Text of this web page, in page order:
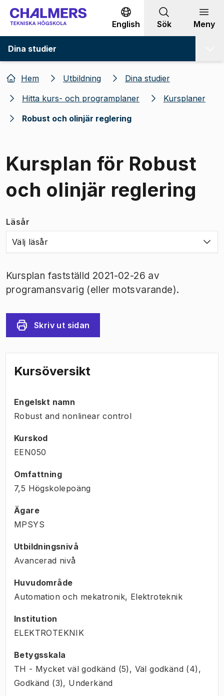
Gå till innehållet
English Sök Meny
Dina studier
Hem Utbildning
Dina studier
Hitta kurs- och programplaner
Kursplaner
Robust och olinjär reglering
Kursplan för Robust
och olinjär reglering
Läsår
Välj läsår
Kursplan fastställd 2021-02-26 av
programansvarig (eller motsvarande).
Skriv ut sidan
Kursöversikt
Engelskt namn
Robust and nonlinear control
Kurskod
EEN050
Omfattning
7,5 Högskolepoäng
Ägare
MPSYS
Utbildningsnivå
Avancerad nivå
Huvudområde
Automation och mekatronik, Elektroteknik
Institution
ELEKTROTEKNIK
Betygsskala
TH - Mycket väl godkänd (5), Väl godkänd (4),
Godkänd (3), Underkänd